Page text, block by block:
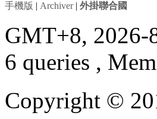
手機版 | Archiver| 外掛聯合國
GMT+8, 2026-
6 queries ,
Copyright ©